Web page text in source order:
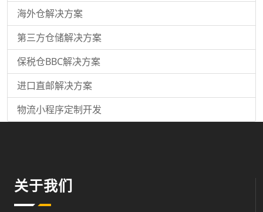
海外仓解决方案
第三方仓储解决方案
保税仓BBC解决方案
进口直邮解决方案
物流小程序定制开发
关于我们